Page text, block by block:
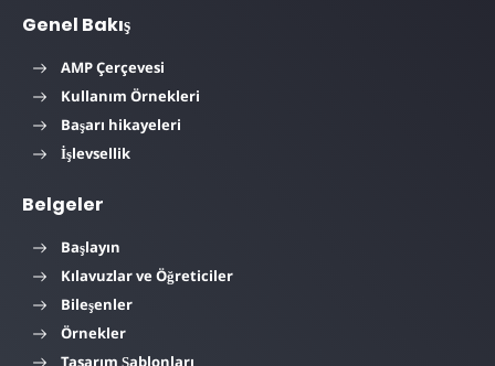
Genel Bakış
AMP Çerçevesi
Kullanım Örnekleri
Başarı hikayeleri
İşlevsellik
Belgeler
Başlayın
Kılavuzlar ve Öğreticiler
Bileşenler
Örnekler
Tasarım Şablonları